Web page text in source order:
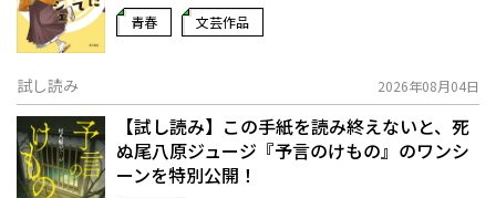
青春 文芸作品
試し読み 2026年08月04日
【試し読み】この手紙を読み終えないと、死
ぬ――尾八原ジュージ『予言のけもの』のワンシ
ーンを特別公開！